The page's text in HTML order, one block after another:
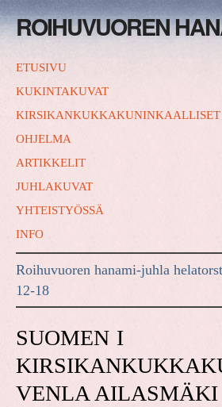
ROIHUVUOREN
ETUSIVU
KUKINTAKUVAT
KIRSIKANKUKKAKUNINKAALLISET
OHJELMA
ARTIKKELIT
JUHLAKUVAT
YHTEISTYÖSSÄ
INFO
Roihuvuoren hanami-juhla
12-18
SUOMEN I
VENLA AILASMÄKI